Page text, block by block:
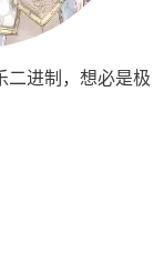
二进制，想必是极